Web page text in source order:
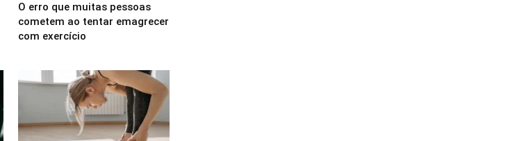
O erro que muitas pessoas
cometem ao tentar emagrecer
com exercício